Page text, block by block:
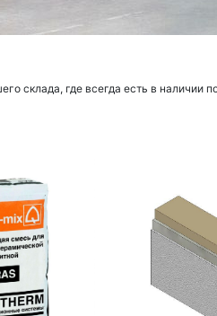
склада, где всегда есть в наличии